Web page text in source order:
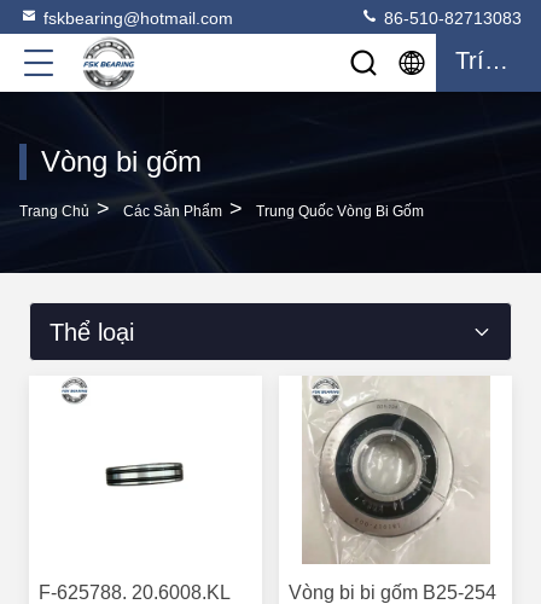
fskbearing@hotmail.com 86-510-82713083
Trích Dẫn
Vòng bi gốm
Trang Chủ > Các Sản Phẩm > Trung Quốc Vòng Bi Gốm
Thể loại
F-625788. 20.6008.KL
Vòng bi bi gốm B25-254